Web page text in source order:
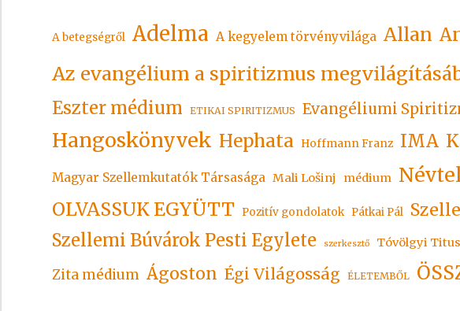
A betegségről Adelma A kegyelem törvényvilága Allan
Az evangélium a spiritizmus
Eszter médium ETIKAI SPIRITIZMUS Evangéliumi
Hangoskönyvek Hephata Hoffmann Franz IMA
Magyar Szellemkutatók Társasága Mali Lošinj médium
OLVASSUK EGYÜTT Pozitív gondolatok Pátkai Pál
Szellemi Búvárok Pesti Egylete szerkesztő Tóvölgyi
Zita médium Ágoston Égi Világosság ÉLETEMBŐL